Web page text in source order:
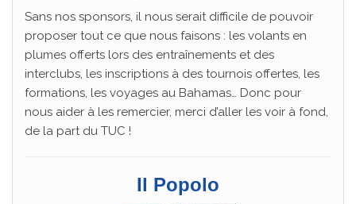
Sans nos sponsors, il nous serait difficile de pouvoir
proposer tout ce que nous faisons : les volants en
plumes offerts lors des entraînements et des
interclubs, les inscriptions à des tournois offertes, les
formations, les voyages au Bahamas… Donc pour
nous aider à les remercier, merci d’aller les voir à fond,
de la part du TUC !
Il Popolo